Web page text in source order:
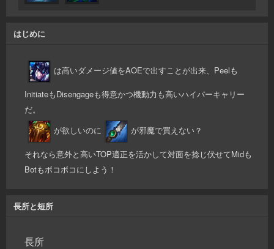
はじめに
は高いダメージ値をAOEで出すことが出来、Peelも
InitiateもDisengageも得意かつ機動力も高いハイパーキャリー
だ。
が欲しいのに
が邪魔で買えない？
それなら意外と高いTOP適正を活かして対面を捻じ伏せてMidも
Botもボコボコにしよう！
長所と短所
長所